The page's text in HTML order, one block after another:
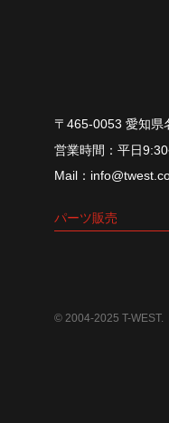
〒465-0053 愛知県
平⽇
パーツ販売
© 2004-2025 T-WEST.